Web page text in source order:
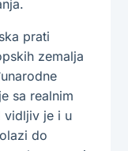
prati
zemalja
sa realnim
vidljiv je i u
do